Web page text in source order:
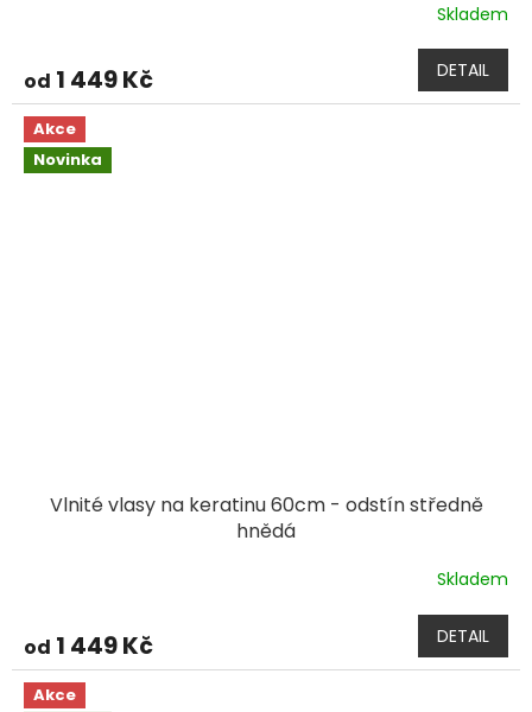
Skladem
od 1 449 Kč DETAIL
Akce
Novinka
Vlnité vlasy na keratinu 60cm - odstín středně
hnědá
Skladem
od 1 449 Kč DETAIL
Akce